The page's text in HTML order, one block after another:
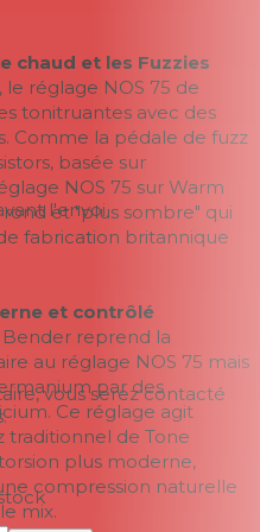
chaud et les Fuzzies
réglage NOS 75 de
tonitruantes avec des
Comme la pédale de fuzz
basée sur
NOS 75 sur Warm
et "plus sombre" qui
fabrication britannique
et contrôlé
reprend la
au réglage NOS 75 mais
par des
Ce réglage agit
de Tone
plus moderne,
compression naturelle
mix.
l'envoi
vous serez contacté